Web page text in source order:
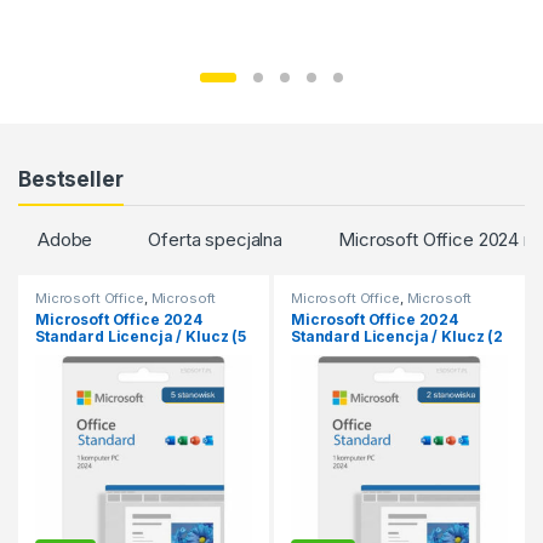
Bestseller
Adobe Oferta specjalna Microsoft Office 2024
Microsoft Office Microsoft
Office 2024 ,Microsoft Office
2024 MacOS,Office dla MacOS
Microsoft Office 2024
Standard Licencja / Klucz (5
stanowisk)
Microsoft Office Microsoft
Office 2024 ,Microsoft Office
2024 MacOS,Microsoft Office
2024 macOS,Office dla MacOS
Microsoft Office 2024
Standard Licencja / Klucz (2
stanowiska)